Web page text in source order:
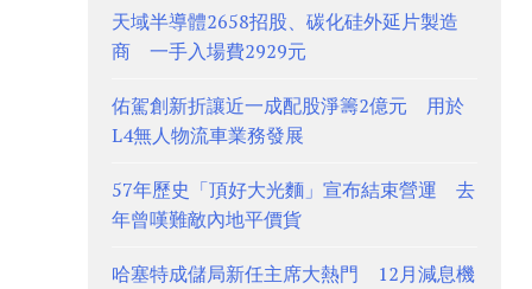
天域半導體2658招股、碳化硅外延片製造
商 一手入場費2929元
佑駕創新折讓近一成配股淨籌2億元 用於
L4無人物流車業務發展
57年歷史「頂好大光麵」宣布結束營運 去
年曾嘆難敵內地平價貨
哈塞特成儲局新任主席大熱門 12月減息機